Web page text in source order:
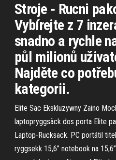
Stroje - Rucni
Vybírejte z 7
snadno a rychle
půl milionů
Najděte co
kategorii.
Elite Sac Ekskluzywny Zaino
laptopryggsäck dos porta Elite
Laptop-Rucksack. PC portátil
ryggsekk 15,6” notebook na